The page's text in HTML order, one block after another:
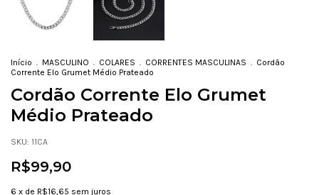
Início . MASCULINO . COLARES . CORRENTES MASCULINAS . Cordão
Corrente Elo Grumet Médio Prateado
Cordão Corrente Elo Grumet
Médio Prateado
SKU: 11CA
R$99,90
6 x de R$16,65 sem juros